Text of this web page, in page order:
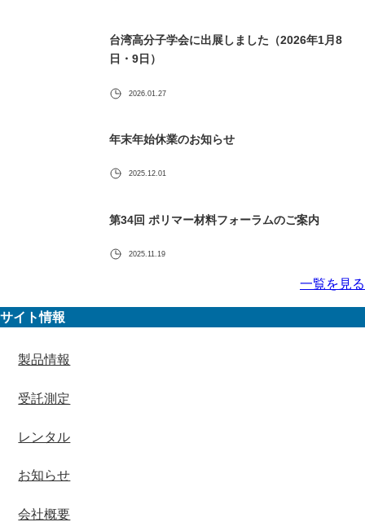
台湾高分子学会に出展しました（2026年1月8
日・9日）
2026.01.27
年末年始休業のお知らせ
2025.12.01
第34回 ポリマー材料フォーラムのご案内
2025.11.19
一覧を見る
サイト情報
製品情報
受託測定
レンタル
お知らせ
会社概要